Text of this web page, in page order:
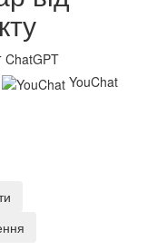
ChatGPT
YouChat